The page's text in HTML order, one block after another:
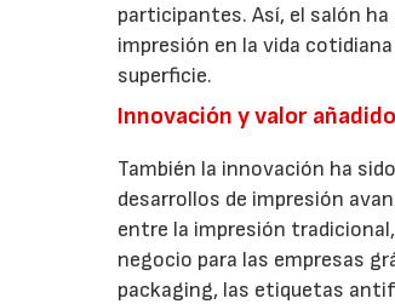
participantes. Así, el salón
impresión en la vida
superficie.
Innovación y valor añadido
También la innovación ha
desarrollos de impresión
entre la impresión
negocio para las empresas
packaging, las etiquetas